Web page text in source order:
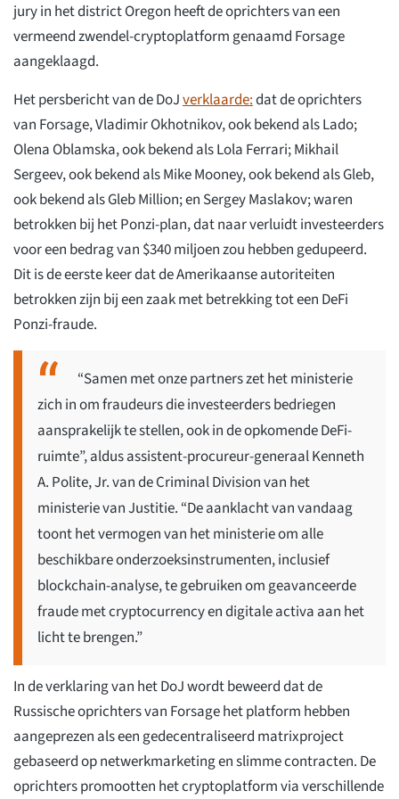
jury in het district Oregon heeft de oprichters van een
vermeend zwendel-cryptoplatform genaamd Forsage
aangeklaagd.
Het persbericht van de DoJverklaarde:dat de oprichters
van Forsage, Vladimir Okhotnikov, ook bekend als Lado;
Olena Oblamska, ook bekend als Lola Ferrari; Mikhail
Sergeev, ook bekend als Mike Mooney, ook bekend als Gleb,
ook bekend als Gleb Million; en Sergey Maslakov; waren
betrokken bij het Ponzi-plan, dat naar verluidt investeerders
voor een bedrag van $340 miljoen zou hebben gedupeerd.
Dit is de eerste keer dat de Amerikaanse autoriteiten
betrokken zijn bij een zaak met betrekking tot een DeFi
Ponzi-fraude.
“Samen met onze partners zet het ministerie
zich in om fraudeurs die investeerders bedriegen
aansprakelijk te stellen, ook in de opkomende DeFi-
ruimte”, aldus assistent-procureur-generaal Kenneth
A. Polite, Jr. van de Criminal Division van het
ministerie van Justitie. “De aanklacht van vandaag
toont het vermogen van het ministerie om alle
beschikbare onderzoeksinstrumenten, inclusief
blockchain-analyse, te gebruiken om geavanceerde
fraude met cryptocurrency en digitale activa aan het
licht te brengen.”
In de verklaring van het DoJ wordt beweerd dat de
Russische oprichters van Forsage het platform hebben
aangeprezen als een gedecentraliseerd matrixproject
gebaseerd op netwerkmarketing en slimme contracten. De
oprichters promootten het cryptoplatform via verschillende